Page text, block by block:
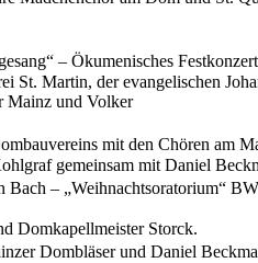
– Ökumenisches
Martin, der evangelischen
Mainz und Volker
mit den Chören
gemeinsam mit Daniel
– „Weihnachtsoratorium“
Domkapellmeister Storck.
Dombläser und Daniel